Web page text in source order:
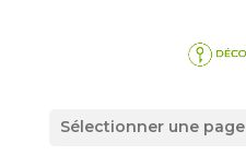
Sélectionner une page